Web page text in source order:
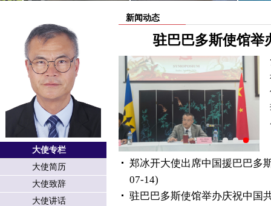
大使专栏
大使简历
大使致辞
大使讲话
新闻动态
驻巴巴多斯使馆举
郑冰开大使出席中国援巴巴多
07-14)
驻巴巴多斯使馆举办庆祝中国